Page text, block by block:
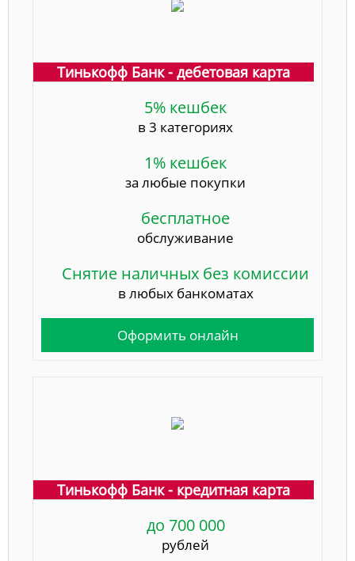
Тинькофф Банк - дебетовая карта
5% кешбек
в 3 категориях
1% кешбек
за любые покупки
бесплатное
обслуживание
Снятие наличных без комиссии
в любых банкоматах
Оформить онлайн
Тинькофф Банк - кредитная карта
до 700 000
рублей